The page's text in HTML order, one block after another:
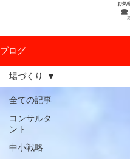
お気
☎
ブログ
全ての記事
コンサルタ
ント
中小戦略
場づくり